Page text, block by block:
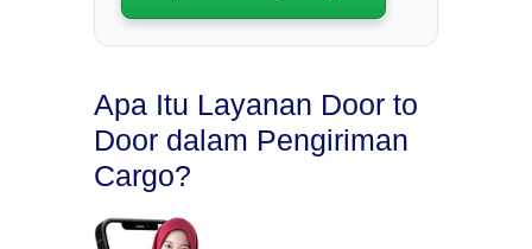
Apa Itu Layanan Door to
Door dalam Pengiriman
Cargo?